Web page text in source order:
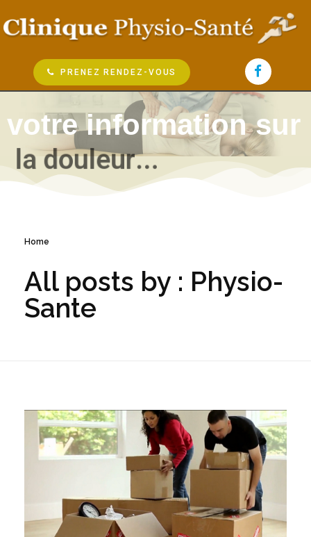
PRENEZ RENDEZ-VOUS
votre information sur
a douleur...
Home
All posts by : Physio-
Sante